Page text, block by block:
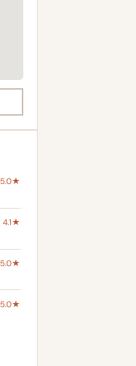
5.0★
4.1★
5.0★
5.0★